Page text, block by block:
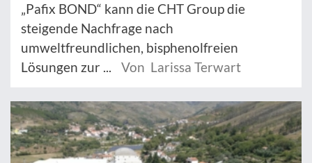
„Pafix BOND“ kann die CHT Group die
steigende Nachfrage nach
umweltfreundlichen, bisphenolfreien
Lösungen zur ...
Von Larissa Terwart